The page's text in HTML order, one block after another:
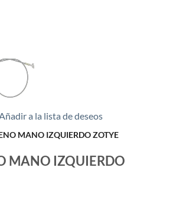
a la lista de deseos
MANO IZQUIERDO ZOTYE
MANO IZQUIERDO